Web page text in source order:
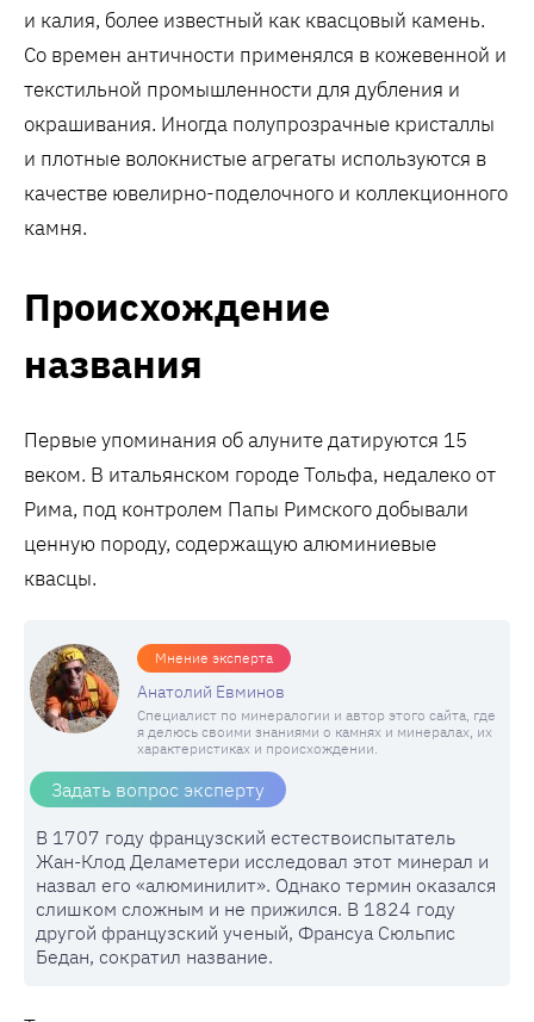
и калия, более известный как квасцовый камень.
Со времен античности применялся в кожевенной и
текстильной промышленности для дубления и
окрашивания. Иногда полупрозрачные кристаллы
и плотные волокнистые агрегаты используются в
качестве ювелирно-поделочного и коллекционного
камня.
Происхождение
названия
Первые упоминания об алуните датируются 15
веком. В итальянском городе Тольфа, недалеко от
Рима, под контролем Папы Римского добывали
ценную породу, содержащую алюминиевые
квасцы.
Мнение эксперта
Анатолий Евминов
Специалист по минералогии и автор этого сайта, где
я делюсь своими знаниями о камнях и минералах, их
характеристиках и происхождении.
Задать вопрос эксперту
В 1707 году французский естествоиспытатель
Жан-Клод Деламетери исследовал этот минерал и
назвал его «алюминилит». Однако термин оказался
слишком сложным и не прижился. В 1824 году
другой французский ученый, Франсуа Сюльпис
Бедан, сократил название.